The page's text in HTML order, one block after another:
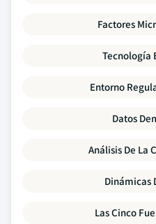
Factores
Tecnología
Entorno
Datos
Análisis De La
Dinámicas
Las Cinco